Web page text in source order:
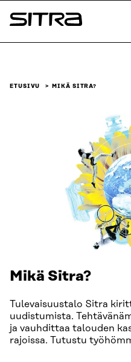
Siirry
suoraan
Sitra
ETUSIVU MIKÄ SITRA?
Mikä Sitra?
Tulevaisuustalo Sitra
uudistumista.
ja vauhdittaa talouden
rajoissa. Tutustu